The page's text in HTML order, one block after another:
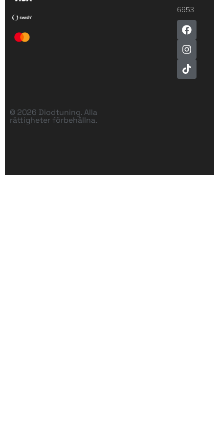
6953
© 2026 Diodtuning. Alla
rättigheter förbehållna.